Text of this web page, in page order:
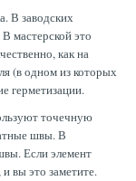
В заводских
мастерской это
как на
(в одном из которых
герметизации.
точечную
швы. В
Если элемент
вы это заметите.